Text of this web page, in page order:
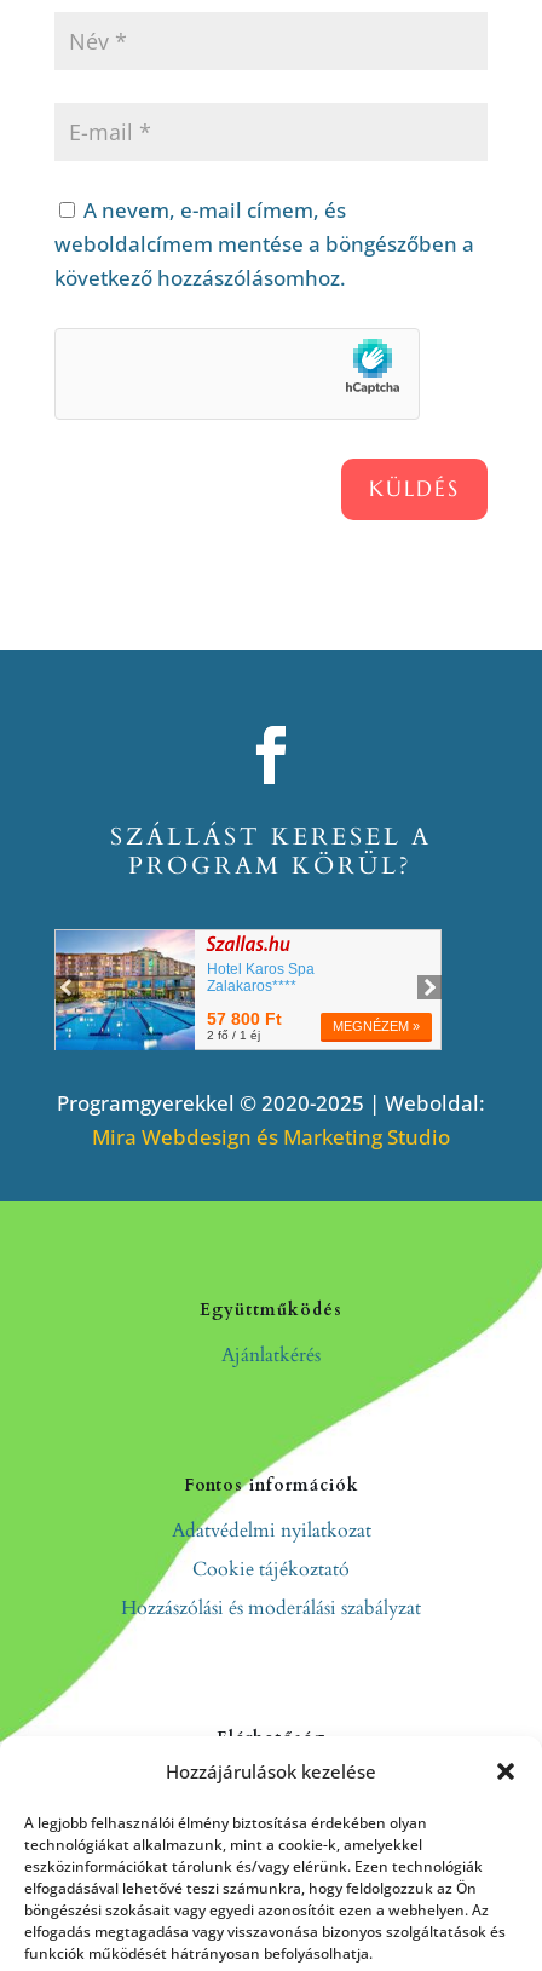
Hozzájárulások kezelése
A legjobb felhasználói élmény biztosítása érdekében olyan
technológiákat alkalmazunk, mint a cookie-k, amelyekkel
eszközinformációkat tárolunk és/vagy elérünk. Ezen technológiák
elfogadásával lehetővé teszi számunkra, hogy feldolgozzuk az Ön
böngészési szokásait vagy egyedi azonosítóit ezen a webhelyen. Az
elfogadás megtagadása vagy visszavonása bizonyos szolgáltatások és
funkciók működését hátrányosan befolyásolhatja.
A nevem, e-mail címem, és
weboldalcímem mentése a böngészőben a
következő hozzászólásomhoz.
KÜLDÉS
SZÁLLÁST KERESEL A
PROGRAM KÖRÜL?
Programgyerekkel © 2020-2025 | Weboldal:
Mira Webdesign és Marketing Studio
Együttműködés
Ajánlatkérés
Fontos információk
Adatvédelmi nyilatkozat
Cookie tájékoztató
Hozzászólási és moderálási szabályzat
Elérhetőség
Kapcsolat
Rólunk
HÍRLEVÉL FELIRATKOZÁS